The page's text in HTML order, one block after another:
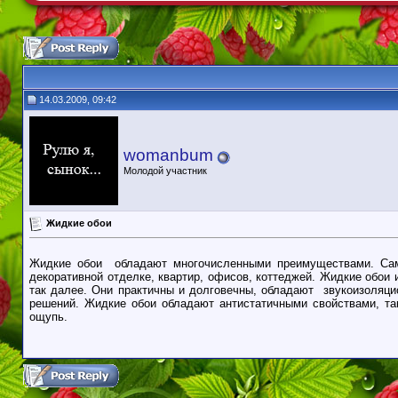
14.03.2009, 09:42
womanbum
Молодой участник
Жидкие обои
Жидкие обои обладают многочисленными преимуществами.
декоративной отделке, квартир, офисов, коттеджей. Жидкие
так далее. Они практичны и долговечны, обладают
решений. Жидкие обои обладают антистатичными свойствами,
ощупь.